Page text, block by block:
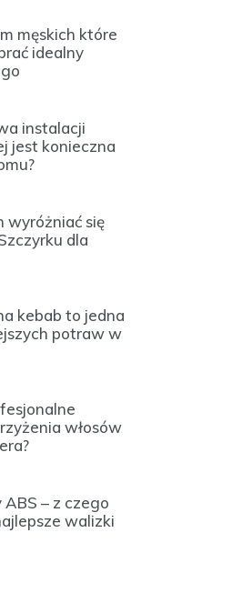
męskich które
idealny
instalacji
jest konieczna
wyróżniać się
dla
kebab to jedna
potraw w
włosów
– z czego
walizki